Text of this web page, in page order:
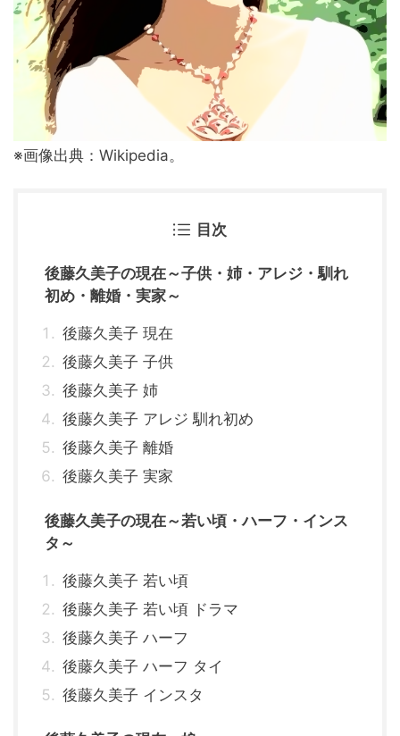
※画像出典：Wikipedia。
目次
後藤久美子の現在～子供・姉・アレジ・馴れ
初め・離婚・実家～
後藤久美子 現在
後藤久美子 子供
後藤久美子 姉
後藤久美子 アレジ 馴れ初め
後藤久美子 離婚
後藤久美子 実家
後藤久美子の現在～若い頃・ハーフ・インス
タ～
後藤久美子 若い頃
後藤久美子 若い頃 ドラマ
後藤久美子 ハーフ
後藤久美子 ハーフ タイ
後藤久美子 インスタ